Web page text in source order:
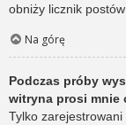
obniży licznik
Na górę
Podczas próby
witryna prosi mnie
Tylko zarejestrowani